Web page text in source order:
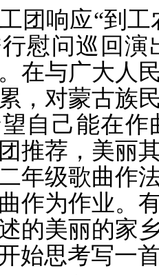
团响应“到
慰问巡回
在与广大人
，对蒙古族
自己能在作
推荐，美丽
年级歌曲作
作为作业。
的美丽的家
始思考写一